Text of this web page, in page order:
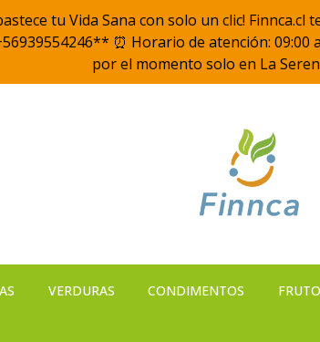
tu Vida Sana con solo un clic!
⏰ Horario de atención:
por el momento solo en La
VERDURAS CONDIMENTOS